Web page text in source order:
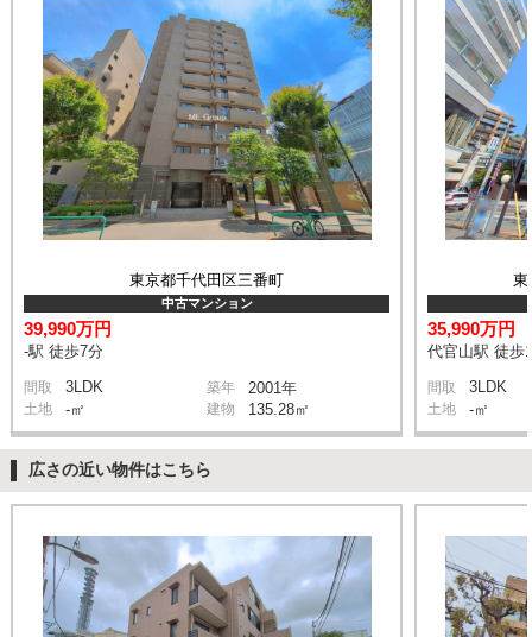
東京都千代田区三番町
中古マンション
39,990万円
-駅 徒歩7分
間取 3LDK 築年 2001年
土地 -㎡ 建物 135.28㎡
東
35,990万円
代官山駅 徒歩
間取 3LDK
土地 -㎡
広さの近い物件はこちら